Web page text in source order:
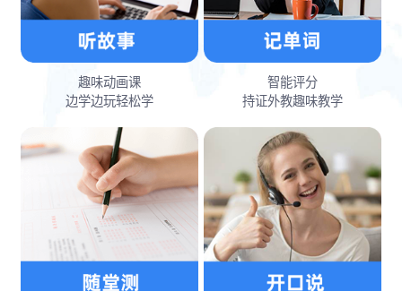
趣味动画课
边学边玩轻松学
智能评分
持证外教趣味教学